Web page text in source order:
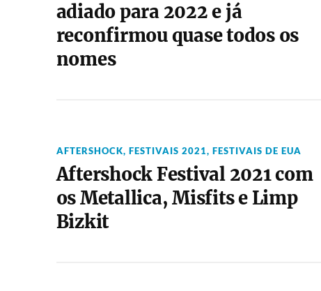
adiado para 2022 e já
reconfirmou quase todos os
nomes
AFTERSHOCK, FESTIVAIS 2021, FESTIVAIS DE EUA
Aftershock Festival 2021 com
os Metallica, Misfits e Limp
Bizkit